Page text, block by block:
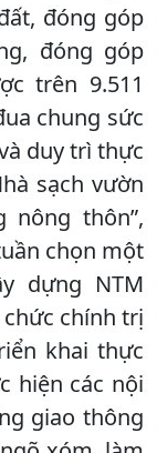
đóng góp
đóng góp
trên 9.511
chung sức
duy trì thực
sạch vườn
nông thôn”,
chọn một
dựng NTM
chính trị
khai thực
hiện các nội
giao thông